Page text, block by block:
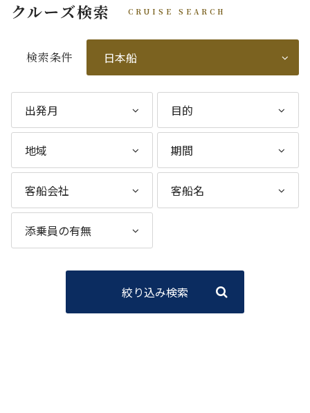
クルーズ検索 CRUISE SEARCH
検索条件
絞り込み検索